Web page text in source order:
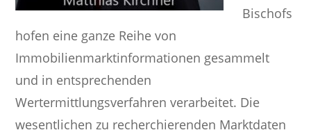
Bischofs
hofen eine ganze Reihe von
Immobilienmarktinformationen gesammelt
und in entsprechenden
Wertermittlungsverfahren verarbeitet. Die
wesentlichen zu recherchierenden Marktdaten